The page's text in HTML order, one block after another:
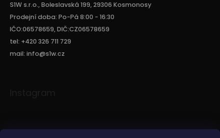
S1W s.r.o., Boleslavská 199, 29306 Kosmonosy
Prodejní doba: Po-Pá 8:00 - 16:30
IČO:06578659, DIČ:CZ06578659
tel: +420 326 711 729
mail: info@s1w.cz